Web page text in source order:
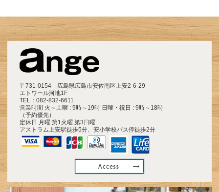
〒731-0154 広島県広島市安佐南区上安2-6-29
エトワール河地1F
TEL： 082-832-6611
営業時間 火～土曜 : 9時～19時 日曜・祝日 : 9時～18時
（予約優先）
定休日 月曜 第1火曜 第3日曜
アストラム上安駅徒歩5分、安小学校バス停徒歩2分